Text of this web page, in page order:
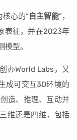
心的“自主智能”，
表征，并在2023年
型。
办World Labs，又
成可交互3D环境的
造、推理、互动并
维还是四维，包括